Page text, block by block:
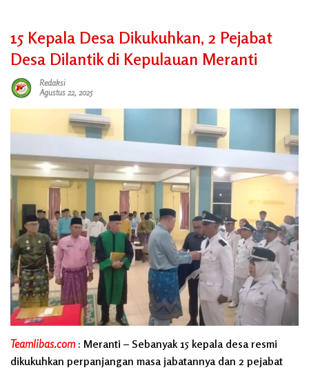
15 Kepala Desa Dikukuhkan, 2 Pejabat
Desa Dilantik di Kepulauan Meranti
Redaksi
Agustus 22, 2025
Teamlibas.com : Meranti – Sebanyak 15 kepala desa resmi
dikukuhkan perpanjangan masa jabatannya dan 2 pejabat